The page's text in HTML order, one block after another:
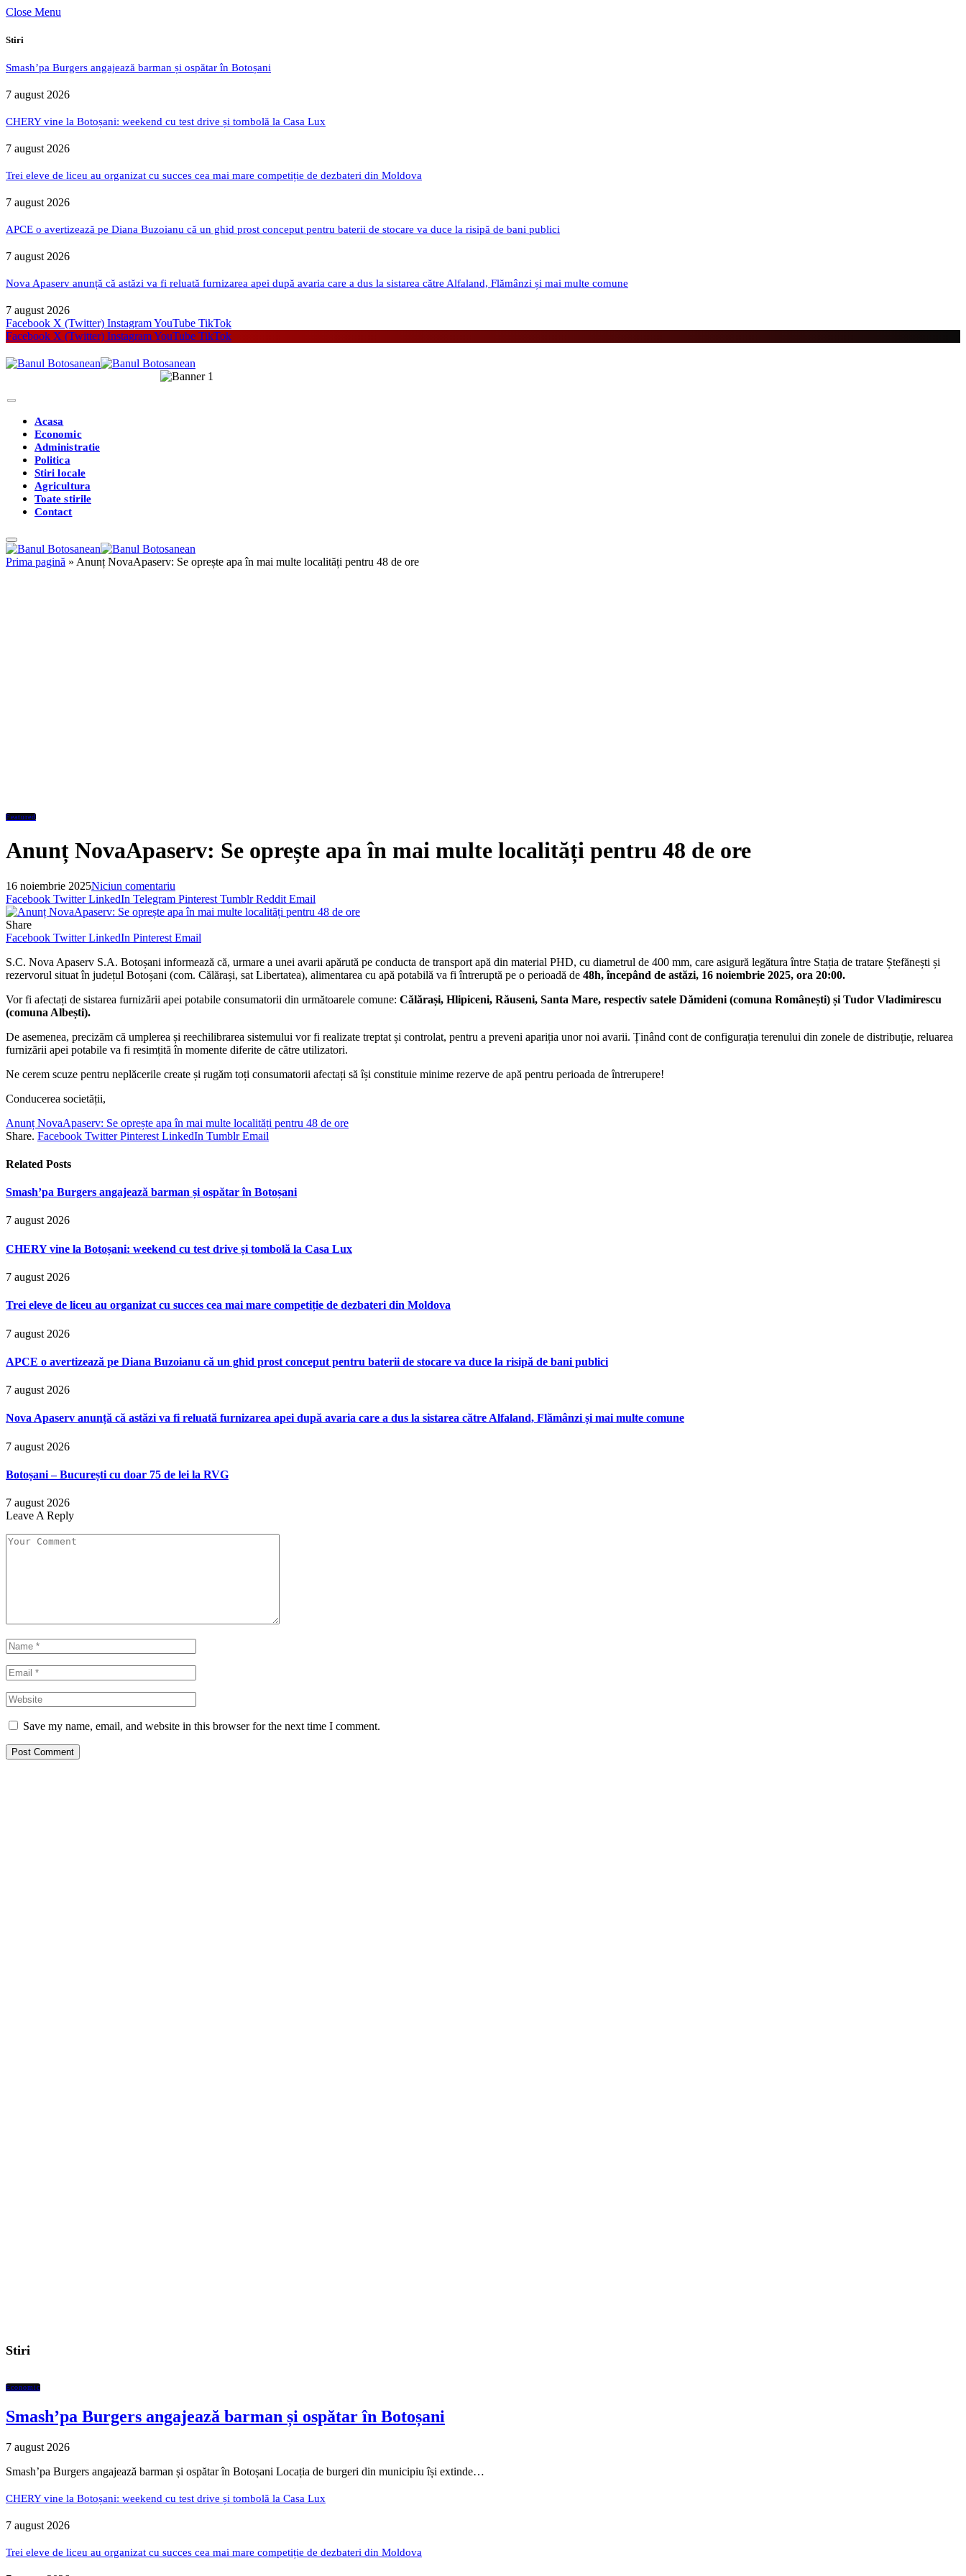
Close Menu
Stiri
Smash’pa Burgers angajează barman și ospătar în Botoșani
7 august 2026
CHERY vine la Botoșani: weekend cu test drive și tombolă la Casa Lux
7 august 2026
Trei eleve de liceu au organizat cu succes cea mai mare competiție de dezbateri din Moldova
7 august 2026
APCE o avertizează pe Diana Buzoianu că un ghid prost conceput pentru baterii de stocare va duce la risipă de bani publici
7 august 2026
Nova Apaserv anunță că astăzi va fi reluată furnizarea apei după avaria care a dus la sistarea către Alfaland, Flămânzi și mai multe comune
7 august 2026
Facebook X (Twitter) InstagramYouTube TikTok
Facebook X (Twitter) InstagramYouTube TikTok
Acasa
Economic
Administratie
Politica
Stiri locale
Agricultura
Toate stirile
Contact
Prima pagină » Anunț NovaApaserv: Se oprește apa în mai multe localități pentru 48 de ore
Featured
Anunț NovaApaserv: Se oprește apa în mai multe localități pentru 48 de ore
16 noiembrie 2025Niciun comentariu
Facebook Twitter LinkedIn Telegram Pinterest Tumblr Reddit Email
Share
Facebook Twitter LinkedIn Pinterest Email
S.C. Nova Apaserv S.A. Botoșani informează că, urmare a unei avarii apărută pe conducta de transport apă din material PHD, cu diametrul de 400 mm, care asigură legătura între Stația de tratare Ștefănești și
rezervorul situat în județul Botoșani (com. Călărași, sat Libertatea), alimentarea cu apă potabilă va fi întreruptă pe o perioadă de 48h, începând de astăzi, 16 noiembrie 2025, ora 20:00.
Vor fi afectați de sistarea furnizării apei potabile consumatorii din următoarele comune: Călărași, Hlipiceni, Răuseni, Santa Mare, respectiv satele Dămideni (comuna Românești) și Tudor Vladimirescu
(comuna Albești).
De asemenea, precizăm că umplerea și reechilibrarea sistemului vor fi realizate treptat și controlat, pentru a preveni apariția unor noi avarii. Ținând cont de configurația terenului din zonele de distribuție, reluarea
furnizării apei potabile va fi resimțită în momente diferite de către utilizatori.
Ne cerem scuze pentru neplăcerile create și rugăm toți consumatorii afectați să își constituie minime rezerve de apă pentru perioada de întrerupere!
Conducerea societății,
Anunț NovaApaserv: Se oprește apa în mai multe localități pentru 48 de ore
Share. Facebook Twitter Pinterest LinkedIn Tumblr Email
Related Posts
Smash’pa Burgers angajează barman și ospătar în Botoșani
7 august 2026
CHERY vine la Botoșani: weekend cu test drive și tombolă la Casa Lux
7 august 2026
Trei eleve de liceu au organizat cu succes cea mai mare competiție de dezbateri din Moldova
7 august 2026
APCE o avertizează pe Diana Buzoianu că un ghid prost conceput pentru baterii de stocare va duce la risipă de bani publici
7 august 2026
Nova Apaserv anunță că astăzi va fi reluată furnizarea apei după avaria care a dus la sistarea către Alfaland, Flămânzi și mai multe comune
7 august 2026
Botoșani – București cu doar 75 de lei la RVG
7 august 2026
Leave A Reply
Save my name, email, and website in this browser for the next time I comment.
Stiri
Economic
Smash’pa Burgers angajează barman și ospătar în Botoșani
7 august 2026
Smash’pa Burgers angajează barman și ospătar în Botoșani Locația de burgeri din municipiu își extinde…
CHERY vine la Botoșani: weekend cu test drive și tombolă la Casa Lux
7 august 2026
Trei eleve de liceu au organizat cu succes cea mai mare competiție de dezbateri din Moldova